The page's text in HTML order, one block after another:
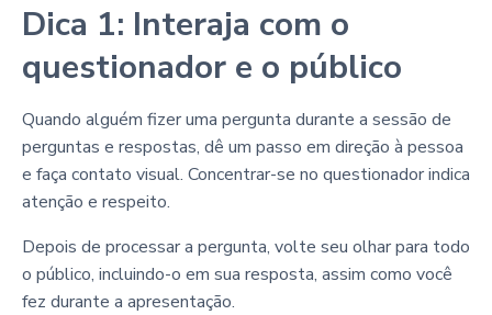
Dica 1: Interaja com o
questionador e o público
Quando alguém fizer uma pergunta durante a sessão de
perguntas e respostas, dê um passo em direção à pessoa
e faça contato visual. Concentrar-se no questionador indica
atenção e respeito.
Depois de processar a pergunta, volte seu olhar para todo
o público, incluindo-o em sua resposta, assim como você
fez durante a apresentação.